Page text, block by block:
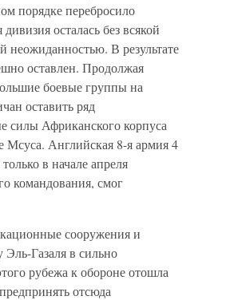
порядке перебросило
осталась без всякой
неожиданностью. В результате
оставлен. Продолжая
боевые группы на
оставить ряд
силы Африканского корпуса
Мсуса. Английская 8-я армия 4
в начале апреля
командования, смог
сооружения и
Газаля в сильно
рубежа к обороне отошла
отсюда